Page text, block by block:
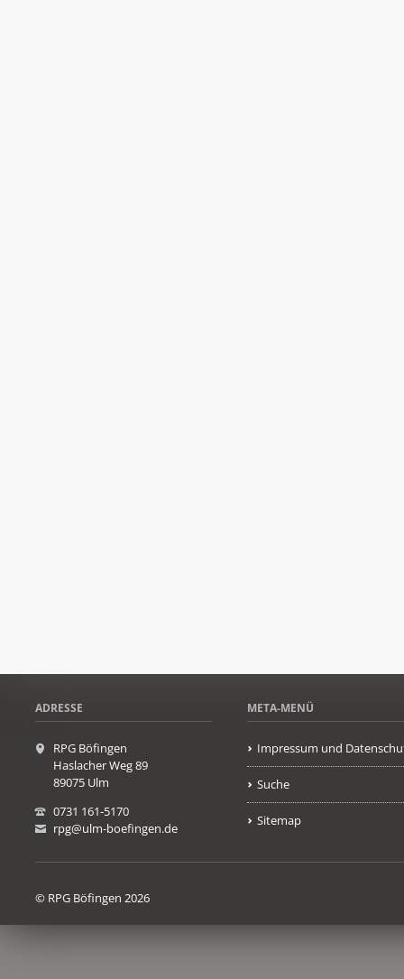
ADRESSE
RPG Böfingen
Haslacher Weg 89
89075 Ulm
0731 161-5170
rpg@ulm-boefingen.de
META-MENÜ
Impressum und
Suche
Sitemap
© RPG Böfingen 2026